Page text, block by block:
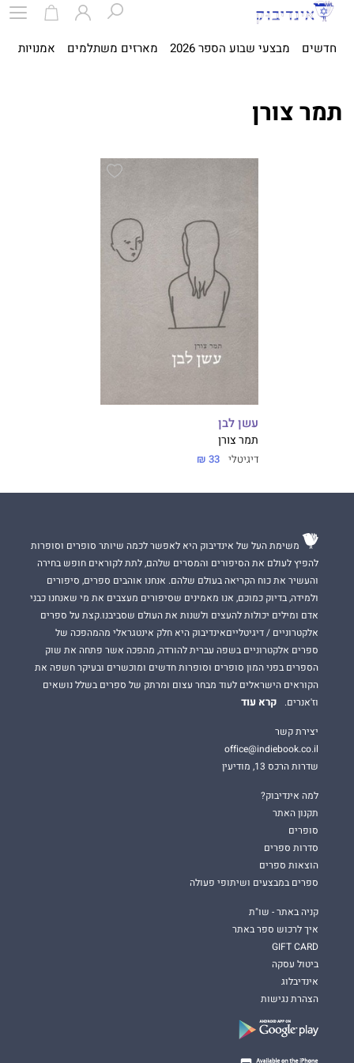
חדשים מבצעי שבוע הספר 2026 מארזים משתלמים אמנויות
תמר צורן
עשן לבן
תמר צורן
דיגיטלי 33 ₪
משימת העל של אינדיבוק היא לאפשר לכמה שיותר סופרים וסופרות
להפיץ לעולם את הסיפורים והמסרים שלהם, לתת לקוראים חופש בחירה
והעשיר את כוח הקריאה בעולם שלהם. אנחנו אוהבים ספרים, סיפורים
ולמידה, בדיוק כמוכם, אנו מאמינים שסיפורים מעצבים את מי שאנחנו כבני
אדם ומילים יכולות להעצים ולשנות את העולם שסביבנו.קצת על ספרים
אלקטרוניים / דיגיטלייםאינדיבוק היא חלק אינטגראלי מהמהפכה של
ספרים אלקטרוניים בשפה עברית להורדה, מהפכה אשר פתחה את שוק
הספרים בפני המון סופרים וסופרות חדשים ומוכשרים ובעיקר חשפה את
הקוראים הישראלים לעוד מבחר עצום ומרתק של ספרים בשלל נושאים
וז'אנרים.
קרא עוד
יצירת קשר
office@indiebook.co.il
שדרות הרכס 13, מודיעין
למה אינדיבוק?
תקנון האתר
סופרים
סדרות ספרים
הוצאות ספרים
ספרים במבצעים ושיתופי פעולה
קניה באתר - שו"ת
איך לרכוש ספר באתר
GIFT CARD
ביטול עסקה
אינדיבלוג
הצהרת נגישות